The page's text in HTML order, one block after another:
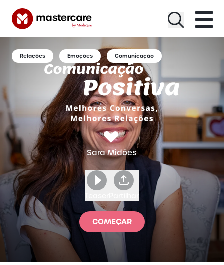
Menu
Relações Emoções Comunicação
Sara Midões
COMEÇAR